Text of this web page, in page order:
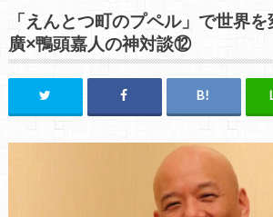
「えんとつ町のプペル」で世界
廣×鴨頭嘉人の神対談⑫